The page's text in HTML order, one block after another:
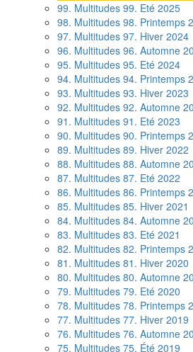
99. Multitudes 99. Eté 2025
98. Multitudes 98. Printemps
97. Multitudes 97. Hiver 2024
96. Multitudes 96. Automne
95. Multitudes 95. Eté 2024
94. Multitudes 94. Printemps
93. Multitudes 93. Hiver 2023
92. Multitudes 92. Automne
91. Multitudes 91. Eté 2023
90. Multitudes 90. Printemps
89. Multitudes 89. Hiver 2022
88. Multitudes 88. Automne
87. Multitudes 87. Eté 2022
86. Multitudes 86. Printemps
85. Multitudes 85. Hiver 2021
84. Multitudes 84. Automne
83. Multitudes 83. Eté 2021
82. Multitudes 82. Printemps
81. Multitudes 81. Hiver 2020
80. Multitudes 80. Automne
79. Multitudes 79. Eté 2020
78. Multitudes 78. Printemps
77. Multitudes 77. Hiver 2019
76. Multitudes 76. Automne
75. Multitudes 75. Été 2019